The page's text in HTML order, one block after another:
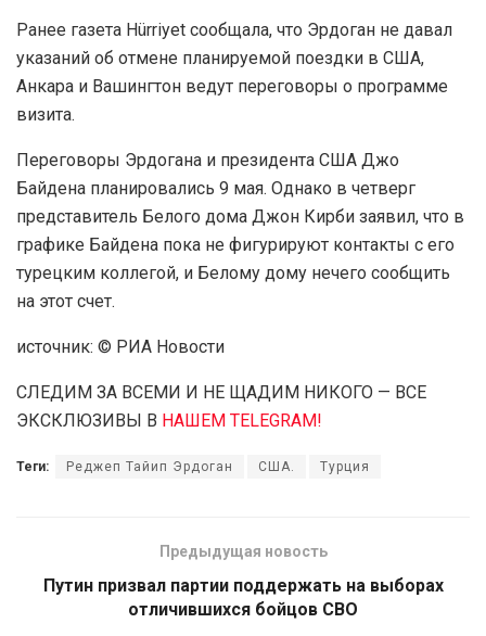
Ранее газета Hürriyet сообщала, что Эрдоган не давал
указаний об отмене планируемой поездки в США,
Анкара и Вашингтон ведут переговоры о программе
визита.
Переговоры Эрдогана и президента США Джо
Байдена планировались 9 мая. Однако в четверг
представитель Белого дома Джон Кирби заявил, что в
графике Байдена пока не фигурируют контакты с его
турецким коллегой, и Белому дому нечего сообщить
на этот счет.
источник: © РИА Новости
СЛЕДИМ ЗА ВСЕМИ И НЕ ЩАДИМ НИКОГО — ВСЕ
ЭКСКЛЮЗИВЫ В НАШЕМ TELEGRAM!
Теги: Реджеп Тайип Эрдоган США. Турция
Предыдущая новость
Путин призвал партии поддержать на выборах
отличившихся бойцов СВО